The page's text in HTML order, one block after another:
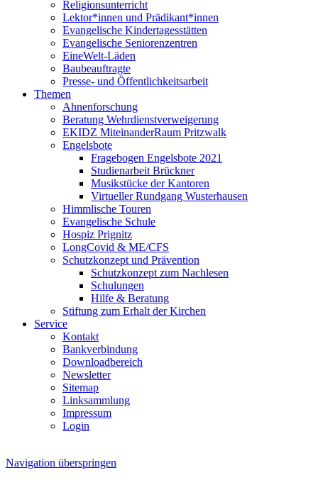
Religionsunterricht
Lektor*innen und Prädikant*innen
Evangelische Kindertagesstätten
Evangelische Seniorenzentren
EineWelt-Läden
Baubeauftragte
Presse- und Öffentlichkeitsarbeit
Themen
Ahnenforschung
Beratung Wehrdienstverweigerung
EKIDZ MiteinanderRaum Pritzwalk
Engelsbote
Fragebogen Engelsbote 2021
Studienarbeit Brückner
Musikstücke der Kantoren
Virtueller Rundgang Wusterhausen
Himmlische Touren
Evangelische Schule
Hospiz Prignitz
LongCovid & ME/CFS
Schutzkonzept und Prävention
Schutzkonzept zum Nachlesen
Schulungen
Hilfe & Beratung
Stiftung zum Erhalt der Kirchen
Service
Kontakt
Bankverbindung
Downloadbereich
Newsletter
Sitemap
Linksammlung
Impressum
Login
Navigation überspringen